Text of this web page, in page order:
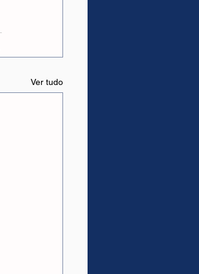
Ver tudo